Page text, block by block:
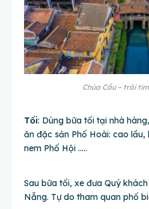
Chùa Cầu – trái
Tối: Dùng bữa tối tại nhà
ăn đặc sản Phố Hoài: cao
nem Phố Hội …..
Sau bữa tối, xe đưa Quý
Nẵng. Tự do tham quan phố